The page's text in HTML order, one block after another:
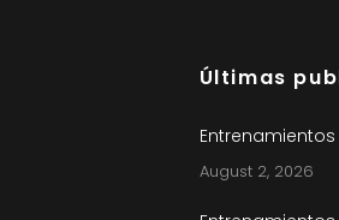
Últimas
August 2, 2026